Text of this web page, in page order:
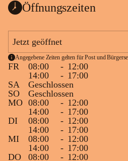
Öffnungszeiten
Jetzt geöffnet
Angegebene Zeiten gelten für Post und
FR 08:00 - 12:00
14:00
- 17:00
SA
Geschlossen
SO
Geschlossen
MO 08:00 - 12:00
14:00
- 17:00
DI
08:00 - 12:00
14:00
- 17:00
MI
08:00 - 12:00
14:00
- 17:00
DO
08:00 - 12:00